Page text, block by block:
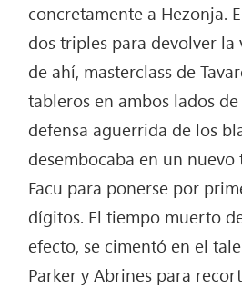
concretamente a Hezonja.
dos triples para devolver
de ahí, masterclass de
tableros en ambos lados de
defensa aguerrida de los
desembocaba en un nuevo
Facu para ponerse por
dígitos. El tiempo muerto
efecto, se cimentó en el
Parker y Abrines para